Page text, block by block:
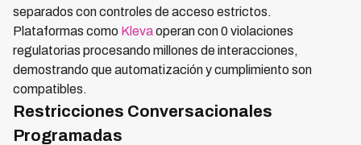
separados con controles de acceso estrictos.
Plataformas como Klevaoperan con 0 violaciones
regulatorias procesando millones de interacciones,
demostrando que automatización y cumplimiento son
compatibles.
Restricciones Conversacionales
Programadas